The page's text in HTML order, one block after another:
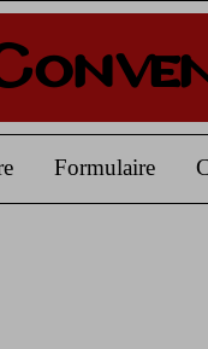
Formulaire